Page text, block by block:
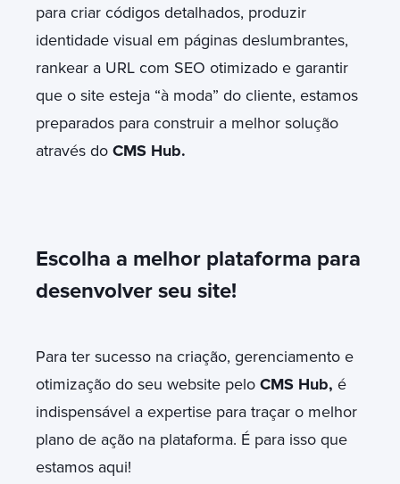
para criar códigos detalhados, produzir
identidade visual em páginas deslumbrantes,
rankear a URL com SEO otimizado e garantir
que o site esteja “à moda” do cliente, estamos
preparados para construir a melhor solução
através do CMS Hub.
Escolha a melhor plataforma para
desenvolver seu site!
Para ter sucesso na criação, gerenciamento e
otimização do seu website pelo CMS Hub, é
indispensável a expertise para traçar o melhor
plano de ação na plataforma. É para isso que
estamos aqui!